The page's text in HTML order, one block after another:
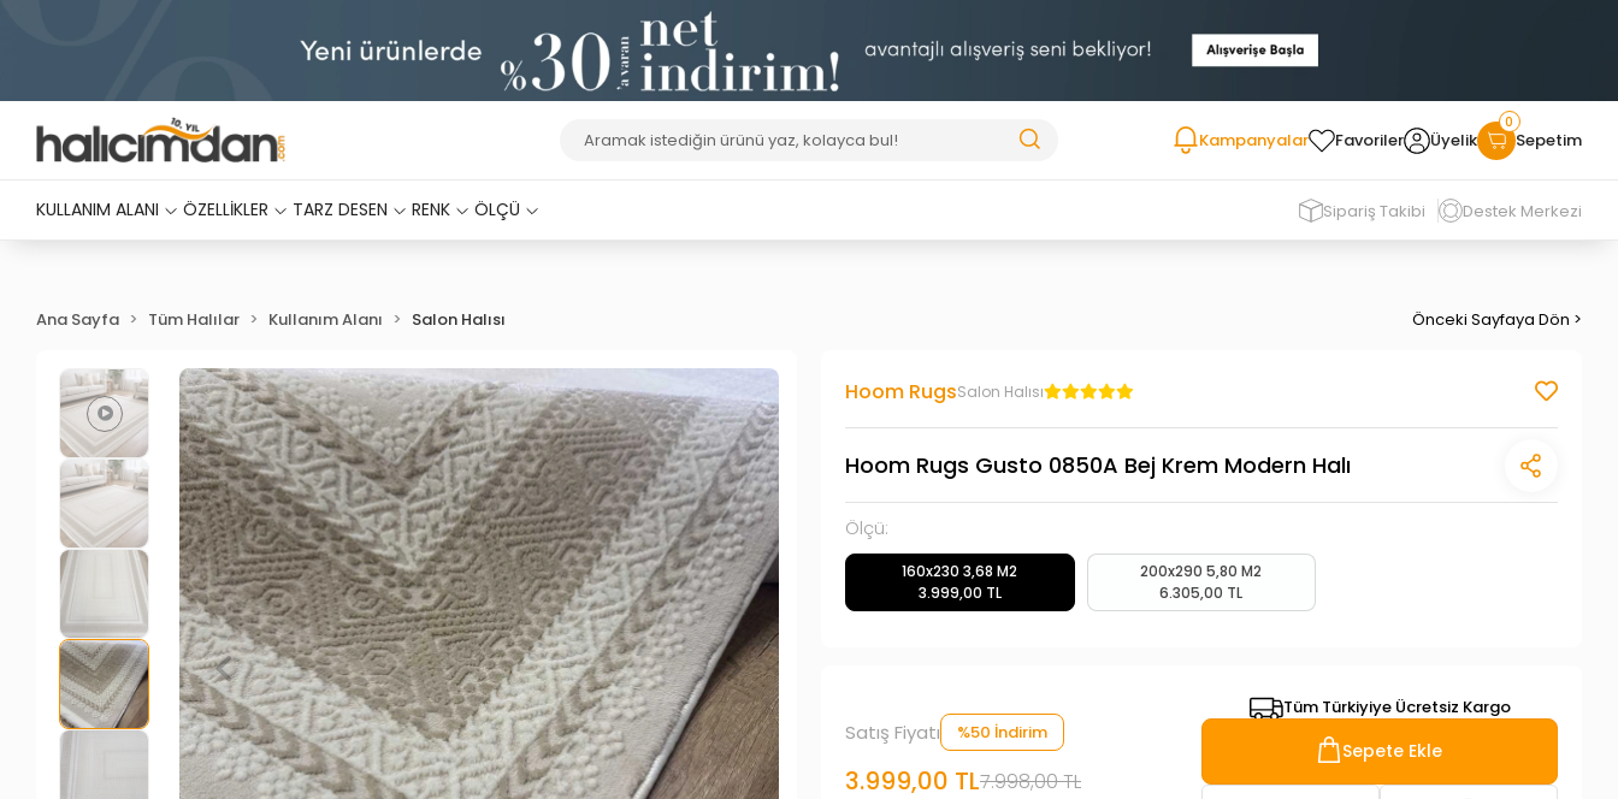
Kampanyalar Favoriler Üyelik
0
Sepetim
KULLANIM ALANI ÖZELLİKLER TARZ DESEN RENK ÖLÇÜ Sipariş Takibi Destek Merkezi
Ana Sayfa Tüm Halılar Kullanım Alanı Salon Halısı Önceki Sayfaya Dön >
Hoom RugsSalon Halısı
Hoom Rugs Gusto 0850A Bej Krem Modern Halı
Ölçü:
160x230 3,68 M2
3.999,00 TL
200x290 5,80 M2
6.305,00 TL
Satış Fiyatı %50 İndirim
3.999,00 TL7.998,00 TL
Tüm Türkiyiye Ücretsiz Kargo
Sepete Ekle